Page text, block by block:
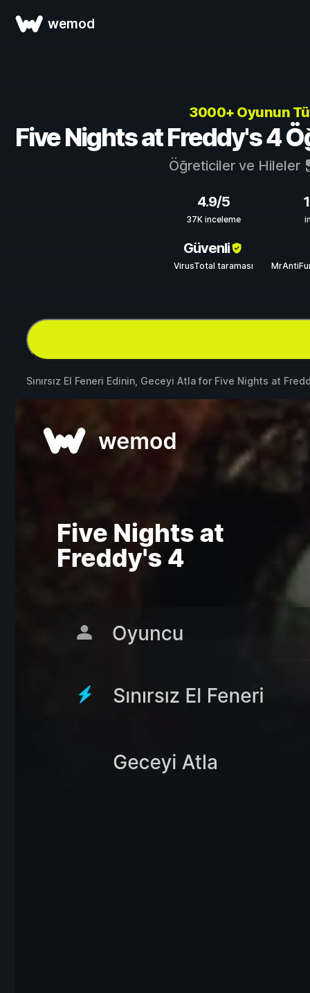
wemod
3000+ Oyunun
Five Nights at Freddy's 4
Öğreticiler ve Hileler
4.9/5
37K inceleme
Güvenli
VirusTotal taraması
Sınırsız El Feneri Edinin, Geceyi Atla for Five Nights at